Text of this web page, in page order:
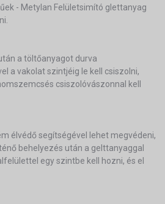
- Metylan Felületsimító glettanyag
a töltőanyagot durva
a vakolat szintjéig le kell csiszolni,
csiszolóvászonnal kell
élvédő segítségével lehet megvédeni,
behelyezés után a gelttanyaggal
egy szintbe kell hozni, és el